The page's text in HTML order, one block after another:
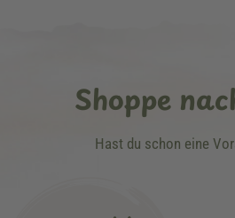
Shoppe
Hast du schon eine